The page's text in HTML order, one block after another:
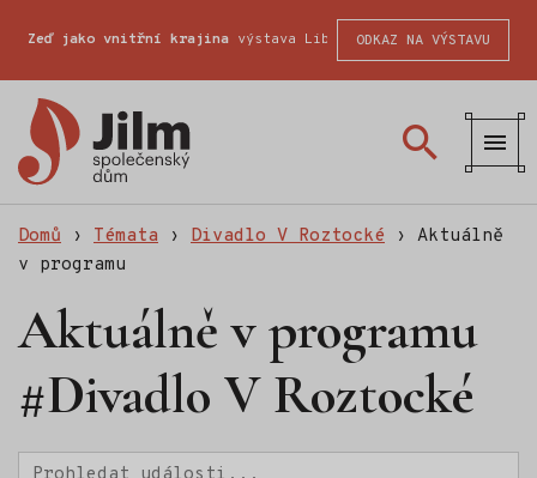
Zeď jako vnitřní krajina výstava Liberecké školy fotografické
ODKAZ NA VÝSTAVU
Domů › Témata › Divadlo V Roztocké › Aktuálně
v programu
Aktuálně v programu
#Divadlo V Roztocké
Hledat